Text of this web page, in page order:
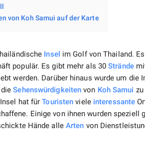
von Koh Samui auf der Karte
Insel im Golf von Thailand.
populär. Es gibt mehr als 30Strände
werden. Darüber hinaus wurde um die
dieSehenswürdigkeiten von Koh Samui
hat fürTouristen viele interessante
Einige von ihnen wurden speziell
Hände alle Arten von